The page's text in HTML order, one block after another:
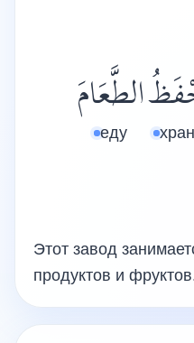
الطَّعَامَ
еду
Этот завод
продуктов и